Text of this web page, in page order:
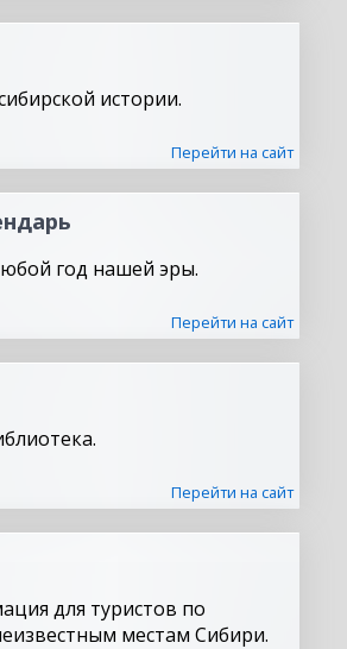
истории.
Перейти на сайт
год нашей эры.
Перейти на сайт
Перейти на сайт
для туристов по
местам Сибири.